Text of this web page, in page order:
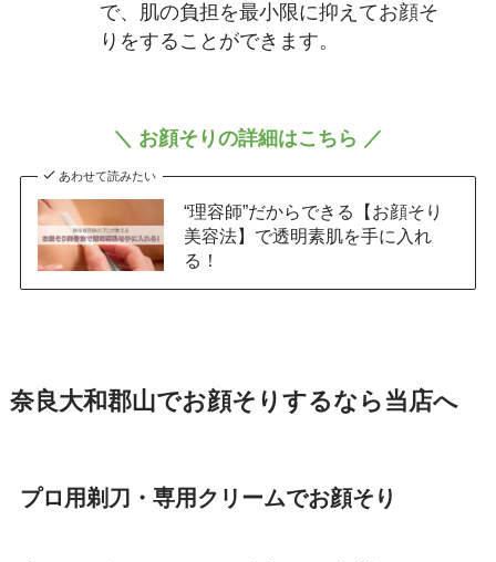
で、肌の負担を最小限に抑えてお顔そ
りをすることができます。
＼ お顔そりの詳細はこちら ／
あわせて読みたい
“理容師”だからできる【お顔そり
美容法】で透明素肌を手に入れ
る！
奈良大和郡山でお顔そりするなら当店へ
プロ用剃刀・専用クリームでお顔そり